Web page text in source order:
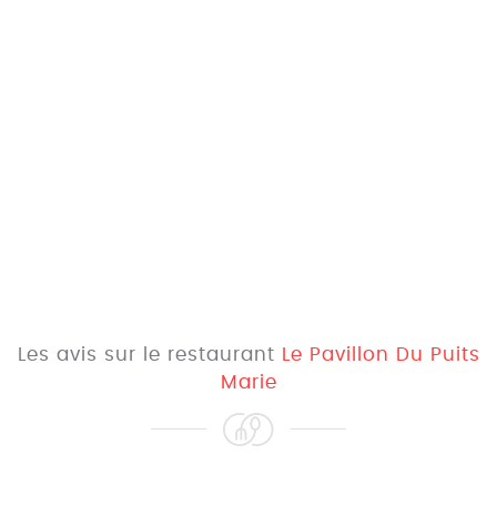
Les avis sur le restaurant
Le Pavillon Du Puits
Marie